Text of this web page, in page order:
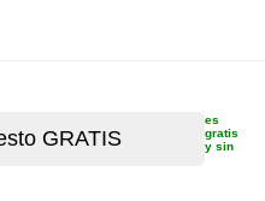
es
gratis
y sin